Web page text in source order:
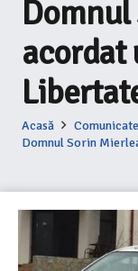
acordat
Acasă
Domnul Sorin